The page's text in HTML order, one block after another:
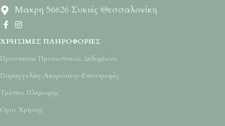
Μακρη 56626 Συκιές Θεσσαλονίκη
ΧΡΉΣΙΜΕΣ ΠΛΗΡΟΦΟΡΊΕΣ
Προστασία Προσωπικών Δεδομένων
Παραγγελίες-Ακυρώσεις-Επιστροφές
Τρόποι Πληρωμής
Όροι Χρήσης